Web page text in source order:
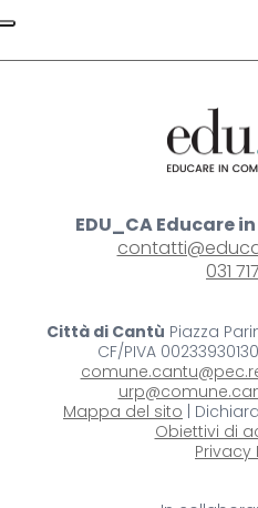
EDU_CA Educare
031
Città di Cantù Piazza
CF/PIVA
Mappa del sito |
Obiettivi di
Privacy